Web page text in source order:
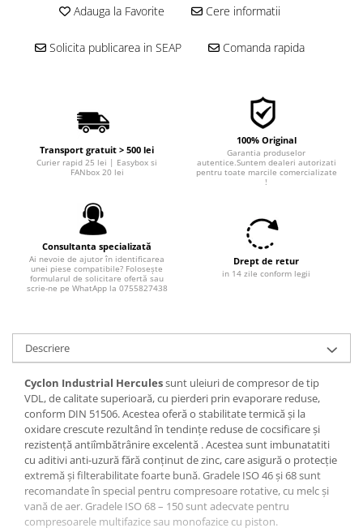
► Piese auto
Filtre aer
Filtre combustibil
Filtre uscator
Filtre hidraulice
Filtre epurator
Sistem franare
Saboti frana
Senzori uzura placute
Tamburi frana
Cablu frana de mana
Suport etrier
Electrice
Bujii incandescente
Distributie
Kit distributie
Adauga la Favorite Cere informatii
Solicita publicarea in SEAP Comanda rapida
Transport gratuit > 500 lei
Curier rapid 25 lei | Easybox si
FANbox 20 lei
100% Original
Garantia produselor
autentice.Suntem dealeri autorizati
pentru toate marcile comercializate
!
Consultanta specializată
Ai nevoie de ajutor în identificarea
unei piese compatibile? Folosește
formularul de solicitare ofertă sau
scrie-ne pe WhatApp la 0755827438
Drept de retur
in 14 zile conform legii
Descriere
Cyclon Industrial Herculessunt uleiuri de compresor de tip
VDL, de calitate superioară, cu pierderi prin evaporare reduse,
conform DIN 51506. Acestea oferă o stabilitate termică şi la
oxidare crescute rezultând în tendinţe reduse de cocsificare şi
rezistenţă antiîmbătrânire excelentă . Acestea sunt imbunatatiti
cu aditivi anti-uzură fără conţinut de zinc, care asigură o protecţie
extremă şi filterabilitate foarte bună. Gradele ISO 46 şi 68 sunt
recomandate în special pentru compresoare rotative, cu melc şi
vană de aer. Gradele ISO 68 – 150 sunt adecvate pentru
compresoarele multifazice sau monofazice cu piston.